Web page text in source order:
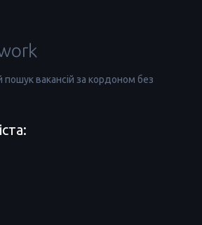
вакансій за кордоном без